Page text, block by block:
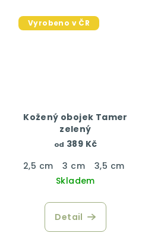
4 cm
Vyrobeno v ČR
Kožený obojek Tamer
zelený
od 389 Kč
2,5 cm
3 cm 3,5 cm
Skladem
Detail